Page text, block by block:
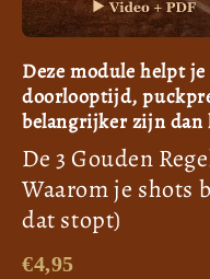
Deze module helpt
doorlooptijd,
belangrijker zijn dan
De 3 Gouden
Waarom je shots
dat stopt)
€4,95